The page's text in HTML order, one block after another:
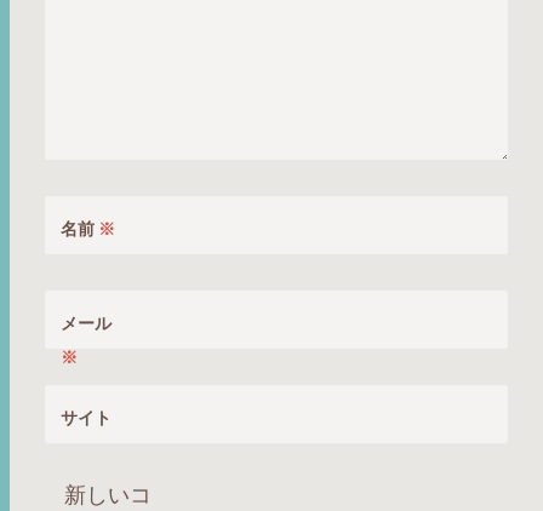
名前 ※
メール
※
サイト
新しいコ